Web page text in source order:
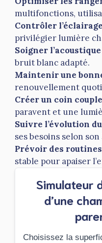
multifonctions,
Contrôler
privilégier lumière
Soigner l’acoustique
bruit blanc adapté.
Maintenir une
renouvellement
Créer un coin
paravent et une
Suivre l’évolution
ses besoins selon son
Prévoir des
stable pour apaiser
Simulateur
d’une
Choisissez la